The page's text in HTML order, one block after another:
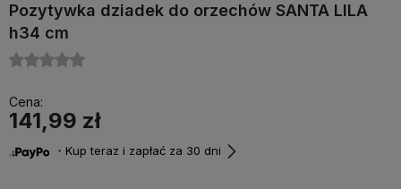
Pozytywka dziadek do orzechów SANTA LILA
h34 cm
Cena:
141,99 zł
・Kup teraz i zapłać za 30 dni